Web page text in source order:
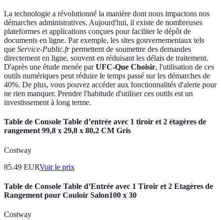
La technologie a révolutionné la manière dont nous impactons nos
démarches administratives. Aujourd'hui, il existe de nombreuses
plateformes et applications conçues pour faciliter le dépôt de
documents en ligne. Par exemple, les sites gouvernementaux tels
que Service-Public.frpermettent de soumettre des demandes
directement en ligne, souvent en réduisant les délais de traitement.
D'après une étude menée parUFC-Que Choisir, l'utilisation de ces
outils numériques peut réduire le temps passé sur les démarches de
40%. De plus, vous pouvez accéder aux fonctionnalités d'alerte pour
ne rien manquer. Prendre l'habitude d'utiliser ces outils est un
investissement à long terme.
Table de Console Table d’entrée avec 1 tiroir et 2 étagères de
rangement 99,8 x 29,8 x 80,2 CM Gris
Costway
85.49 EURVoir le prix
Table de Console Table d’Entrée avec 1 Tiroir et 2 Etagères de
Rangement pour Couloir Salon100 x 30
Costway